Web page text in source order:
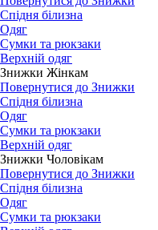
Спідня білизна
Одяг
Сумки та рюкзаки
Верхній одяг
Знижки Жінкам
Повернутися до Знижки
Спідня білизна
Одяг
Сумки та рюкзаки
Верхній одяг
Знижки Чоловікам
Повернутися до Знижки
Спідня білизна
Одяг
Сумки та рюкзаки